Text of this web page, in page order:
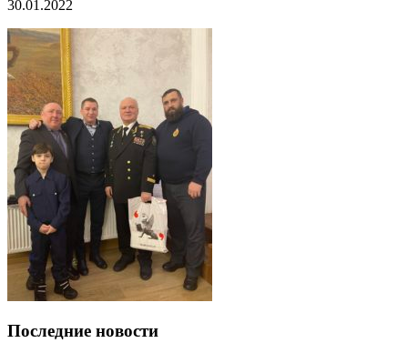
30.01.2022
Последние новости